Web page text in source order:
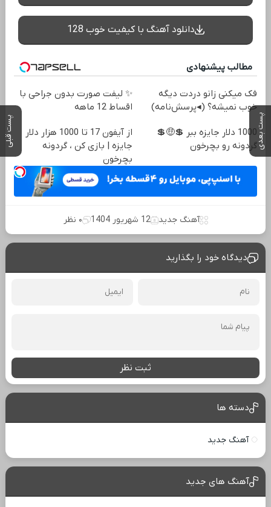
پست بعدی پست قبلی
دانلود آهنگ با کیفیت خوب 128
مطالب پیشنهادی
فک میکنی زانو دردت دیگه
خوب نمیشه؟ (◂پرسش‌نامه)
✨ لیفت صورت بدون جراحی با
اقساط 12 ماهه
1000 دلار جایزه ببر 💲🤑💲
گردونه رو بچرخون
از آیفون 17 تا 1000 هزار دلار
جایزه | بازی کن ، گردونه
بچرخون
آهنگ جدید 12 شهریور 1404 ۰ نظر
دیدگاه خود را بگذارید
ثبت نظر
دسته ها
آهنگ جدید
آهنگ های جدید